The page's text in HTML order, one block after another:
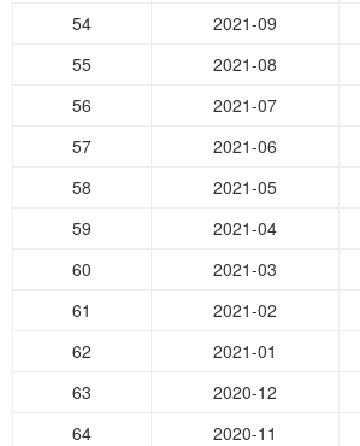
54
2021-09
55
2021-08
56
2021-07
57
2021-06
58
2021-05
59
2021-04
60
2021-03
61
2021-02
62
2021-01
63
2020-12
64
2020-11